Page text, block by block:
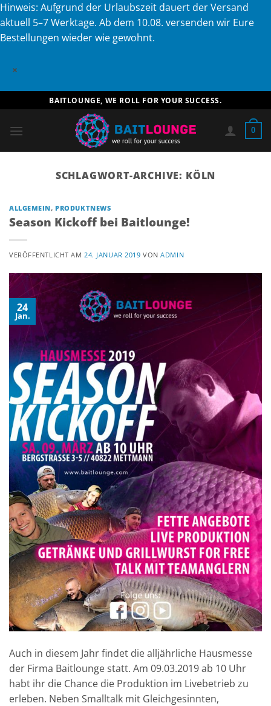
Hinweis: Aufgrund der Urlaubszeit dauert der Versand
aktuell 5–7 Werktage. Ab dem 10.08. versenden wir Eure
Bestellungen wieder wie gewohnt.
×
Inhalt
springen
BAITLOUNGE, WE ROLL FOR YOUR SUCCESS.
0
SCHLAGWORT-ARCHIVE: KÖLN
ALLGEMEIN,PRODUKTNEWS
Season Kickoff bei Baitlounge!
VERÖFFENTLICHT AM 24. JANUAR 2019 VONADMIN
24
Jan.
Auch in diesem Jahr findet die alljährliche Hausmesse
der Firma Baitlounge statt. Am 09.03.2019 ab 10 Uhr
habt ihr die Chance die Produktion im Livebetrieb zu
erleben. Neben Smalltalk mit Gleichgesinnten,